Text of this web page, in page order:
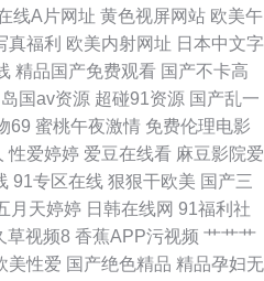
美 黄色电影链接 超碰久久夜夜 久久8热
大香蕉福利社 成人精品鲁一鲁 福利电
网 午夜专区 福利久草
线A片网址 黄色视屏网站 欧美午
真福利 欧美内射网址 日本中文字
精品国产免费观看 国产不卡高
岛国av资源 超碰91资源 国产乱一
69 蜜桃午夜激情 免费伦理电影
性爱婷婷 爱豆在线看 麻豆影院爱
91专区在线 狠狠干欧美 国产三
月天婷婷 日韩在线网 91福利社
草视频8 香蕉APP污视频 艹艹艹
美性爱 国产绝色精品 精品孕妇无